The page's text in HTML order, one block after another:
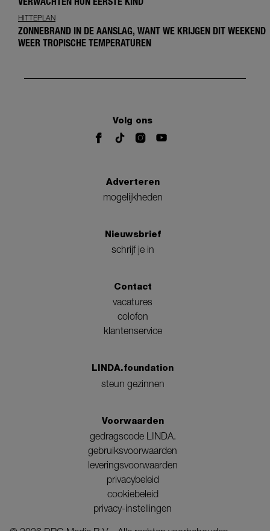
HITTEPLAN
ZONNEBRAND IN DE AANSLAG, WANT WE KRIJGEN DIT WEEKEND
WEER TROPISCHE TEMPERATUREN
Volg ons
Adverteren
mogelijkheden
Nieuwsbrief
schrijf je in
Contact
vacatures
colofon
klantenservice
LINDA.foundation
steun gezinnen
Voorwaarden
gedragscode LINDA.
gebruiksvoorwaarden
leveringsvoorwaarden
privacybeleid
cookiebeleid
privacy-instellingen